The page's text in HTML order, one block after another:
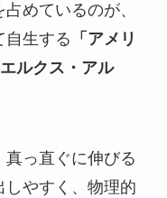
めているのが、
自生する 「アメリ
ルクス・アル
っ直ぐに伸びる
しやすく、物理的